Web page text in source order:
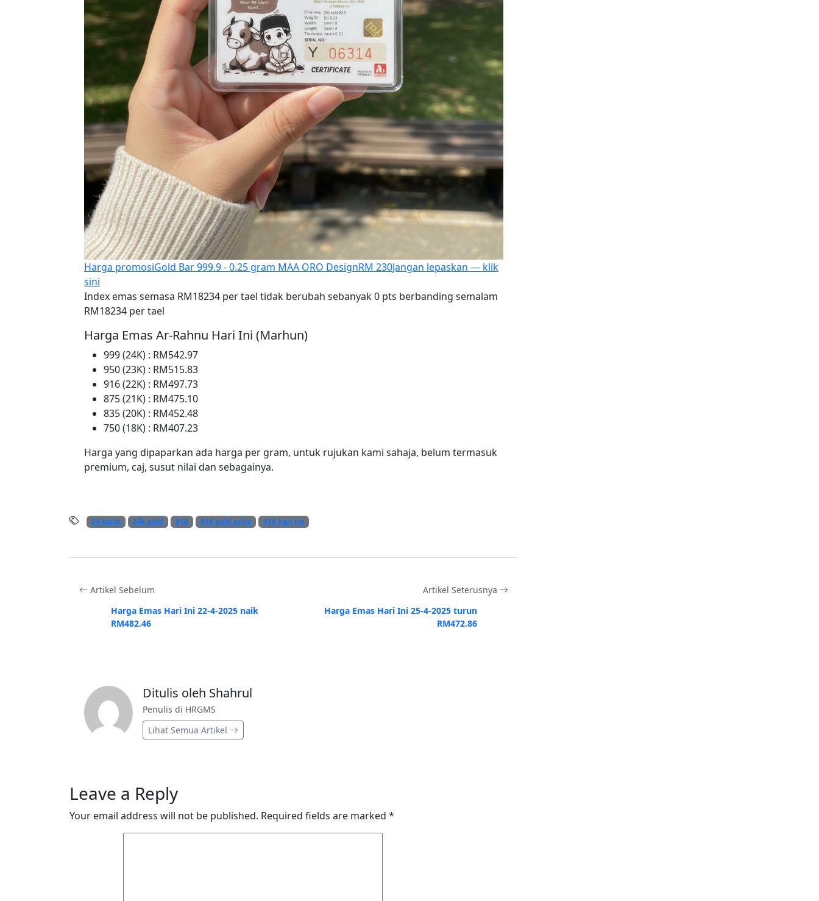
Harga promosiGold Bar 999.9 - 0.25 gram MAA ORO DesignRM 230Jangan lepaskan — klik
sini
Index emas semasa RM18234 per tael tidak berubah sebanyak 0 pts berbanding semalam
RM18234 per tael
Harga Emas Ar-Rahnu Hari Ini (Marhun)
999 (24K) : RM542.97
950 (23K) : RM515.83
916 (22K) : RM497.73
875 (21K) : RM475.10
835 (20K) : RM452.48
750 (18K) : RM407.23
Harga yang dipaparkan ada harga per gram, untuk rujukan kami sahaja, belum termasuk
premium, caj, susut nilai dan sebagainya.
24 karat 24k gold 916 916 gold price 916 hari ini
Artikel Sebelum
Harga Emas Hari Ini 22-4-2025 naik
RM482.46
Artikel Seterusnya
Harga Emas Hari Ini 25-4-2025 turun
RM472.86
Ditulis oleh Shahrul
Penulis di HRGMS
Lihat Semua Artikel
Leave a Reply
Your email address will not be published. Required fields are marked *